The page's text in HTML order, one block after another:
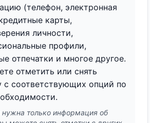
(телефон, электронная
карты,
личности,
профили,
отпечатки и многое другое.
отметить или снять
с соответствующих опций по
нужна только информация об